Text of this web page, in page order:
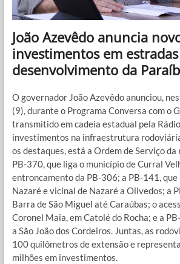
João Azevêdo anuncia
investimentos em
desenvolvimento da
O governador João Azevêdo anunciou,
(9), durante o Programa Conversa com o
transmitido em cadeia estadual pela
investimentos na infraestrutura
os destaques, está a Ordem de Serviço
PB-370, que liga o município de Curral
entroncamento da PB-306; a PB-141, que
Nazaré e vicinal de Nazaré a Olivedos; a
Barra de São Miguel até Caraúbas; o
Coronel Maia, em Catolé do Rocha; e a
a São João dos Cordeiros. Juntas, as
100 quilômetros de extensão e
milhões em investimentos.